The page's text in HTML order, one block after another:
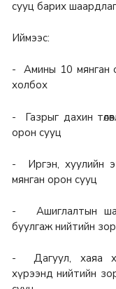
сууц барих
Иймээс:
- Амины 10 мянган
холбох
- Газрыг дахин
орон сууц
- Иргэн, хуулийн
мянган орон сууц
- Ашиглалтын
буулгаж нийтийн
- Дагуул, хаяа
хүрээнд нийтийн